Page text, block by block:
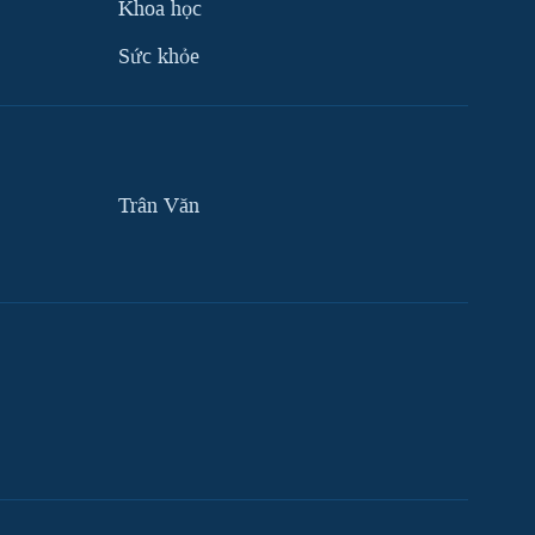
Khoa học
Sức khỏe
Trân Văn